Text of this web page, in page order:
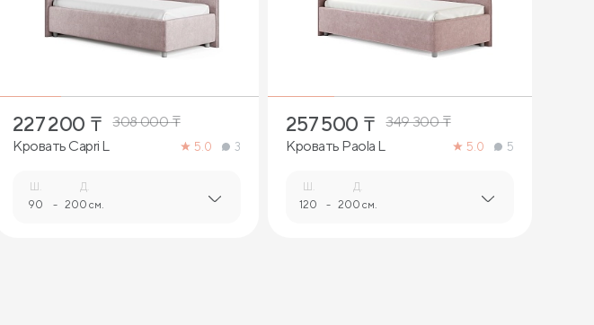
3
227 200 ₸ 308 000₸
Кровать Capri L
5.0 3
Ш.
90 -
Д.
200 см.
2
257 500 ₸ 349 300₸
Кровать Paola L
5.0 5
Ш.
120 -
Д.
200 см.